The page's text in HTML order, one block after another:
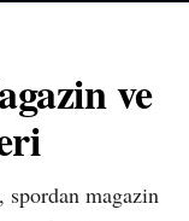
ve
spordan magazin